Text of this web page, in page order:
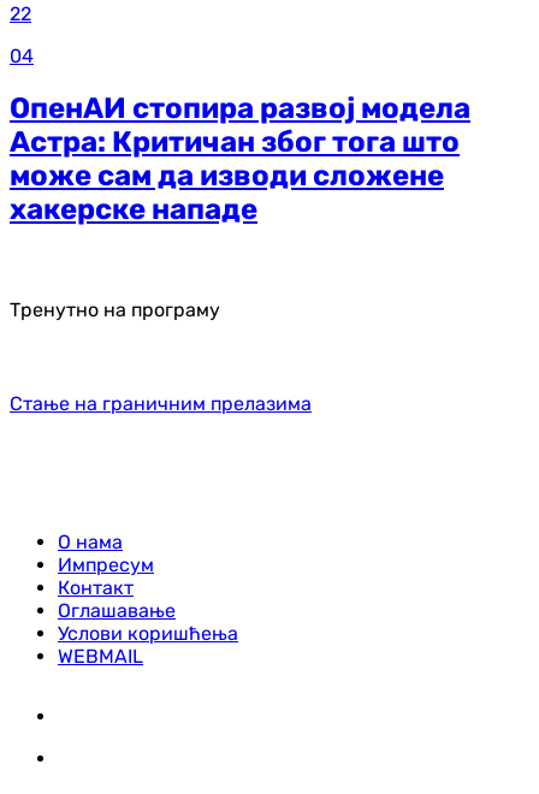
22
04
ОпенАИ стопира развој модела
Астра: Критичан због тога што
може сам да изводи сложене
хакерске нападе
Тренутно на програму
Стање на граничним прелазима
О нама
Импресум
Контакт
Оглашавање
Услови коришћења
WEBMAIL